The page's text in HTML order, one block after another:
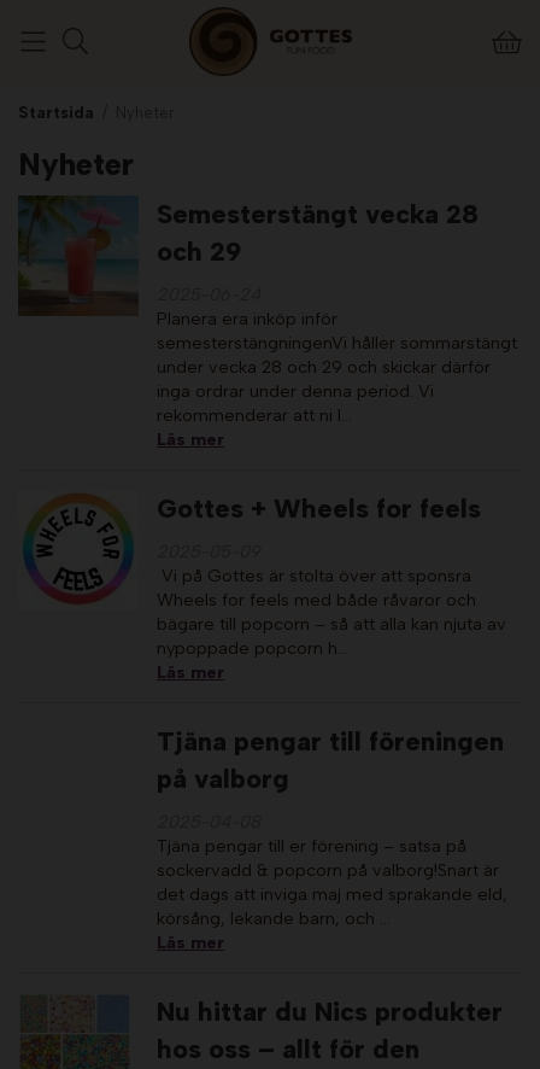
Startsida
Nyheter
Semesterstängt vecka 28
och 29
Planera era inköp inför
semesterstängningenVi håller sommarstängt
under vecka 28 och 29 och skickar därför
inga ordrar under denna period. Vi
rekommenderar att ni l…
Läs mer
Gottes + Wheels for feels
Vi på Gottes är stolta över att sponsra
Wheels for feels med både råvaror och
bägare till popcorn – så att alla kan njuta av
nypoppade popcorn h…
Läs mer
Tjäna pengar till föreningen
på valborg
Tjäna pengar till er förening – satsa på
sockervadd & popcorn på valborg!Snart är
det dags att inviga maj med sprakande eld,
körsång, lekande barn, och …
Läs mer
Nu hittar du Nics produkter
hos oss – allt för den